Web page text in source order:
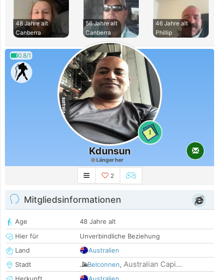
48 Jahre alt
Canberra
56 Jahre alt
Canberra
46 Jahre alt
Phillip
0.8/1
1
Kdunsun
Länger her
2
Mitgliedsinformationen
Age
48 Jahre alt
Hier für
Unverbindliche Beziehung
Land
Australien
Stadt
Belconnen, Australian Capi...